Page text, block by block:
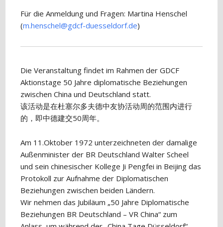
Für die Anmeldung und Fragen: Martina Henschel
(m.henschel@gdcf-duesseldorf.de)
Die Veranstaltung findet im Rahmen der GDCF
Aktionstage 50 Jahre diplomatische Beziehungen
zwischen China und Deutschland statt.
该活动是在杜塞尔多夫德中友协活动周的范围内进行
的，即中德建交50周年。
Am 11.Oktober 1972 unterzeichneten der damalige
Außenminister der BR Deutschland Walter Scheel
und sein chinesischer Kollege Ji Pengfei in Beijing das
Protokoll zur Aufnahme der Diplomatischen
Beziehungen zwischen beiden Ländern.
Wir nehmen das Jubiläum „50 Jahre Diplomatische
Beziehungen BR Deutschland – VR China“ zum